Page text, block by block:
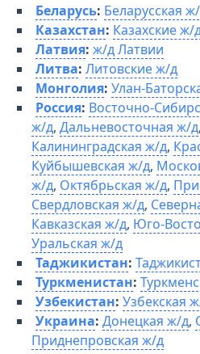
Беларусь: Беларусская
Казахстан: Казахские ж/
Латвия: ж/д Латвии
Литва: Литовские ж/д
Монголия: Улан-
Россия: Восточно-
ж/д, Дальневосточная ж/д,
Калининградская ж/д,
Куйбышевская ж/д,
ж/д, Октябрьская ж/д,
Свердловская ж/д,
Кавказская ж/д, Юго-
Уральская ж/д
Таджикистан:
Туркменистан:
Узбекистан: Узбекская
Украина: Донецкая ж/д,
Приднепровская ж/д